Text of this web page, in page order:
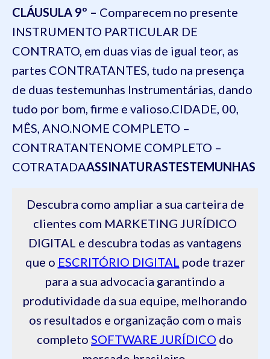
CLÁUSULA 9º – Comparecem no presente
INSTRUMENTO PARTICULAR DE
CONTRATO, em duas vias de igual teor, as
partes CONTRATANTES, tudo na presença
de duas testemunhas Instrumentárias, dando
tudo por bom, firme e valioso.CIDADE, 00,
MÊS, ANO.NOME COMPLETO –
CONTRATANTENOME COMPLETO –
COTRATADAASSINATURASTESTEMUNHAS
Descubra como ampliar a sua carteira de
clientes com MARKETING JURÍDICO
DIGITAL e descubra todas as vantagens
que o ESCRITÓRIO DIGITAL pode trazer
para a sua advocacia garantindo a
produtividade da sua equipe, melhorando
os resultados e organização com o mais
completo SOFTWARE JURÍDICO do